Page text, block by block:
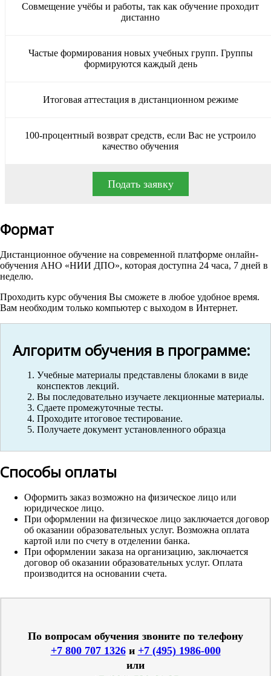
Совмещение учёбы и работы, так как обучение проходит
дистанно
Частые формирования новых учебных групп. Группы
формируются каждый день
Итоговая аттестация в дистанционном режиме
100-процентный возврат средств, если Вас не устроило
качество обучения
Подать заявку
Формат
Дистанционное обучение на современной платформе онлайн-
обучения АНО «НИИ ДПО», которая доступна 24 часа, 7 дней в
неделю.
Проходить курс обучения Вы сможете в любое удобное время.
Вам необходим только компьютер с выходом в Интернет.
Алгоритм обучения в программе:
Учебные материалы представлены блоками в виде
конспектов лекций.
Вы последовательно изучаете лекционные материалы.
Сдаете промежуточные тесты.
Проходите итоговое тестирование.
Получаете документ установленного образца
Способы оплаты
Оформить заказ возможно на физическое лицо или
юридическое лицо.
При оформлении на физическое лицо заключается договор
об оказании образовательных услуг. Возможна оплата
картой или по счету в отделении банка.
При оформлении заказа на организацию, заключается
договор об оказании образовательных услуг. Оплата
производится на основании счета.
По вопросам обучения звоните по телефону
+7 800 707 1326и +7 (495) 1986-000
или